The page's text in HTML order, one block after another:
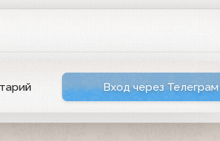
Вход через Телеграм